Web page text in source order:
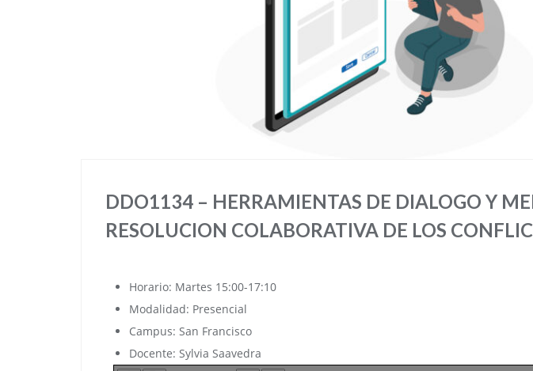
DDO1134 – HERRAMIENTAS DE DIALOGO Y
RESOLUCION COLABORATIVA DE LOS
Horario: Martes 15:00-17:10
Modalidad: Presencial
Campus: San Francisco
Docente: Sylvia Saavedra